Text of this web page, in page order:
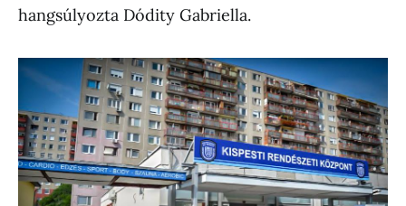
hangsúlyozta Dódity Gabriella.